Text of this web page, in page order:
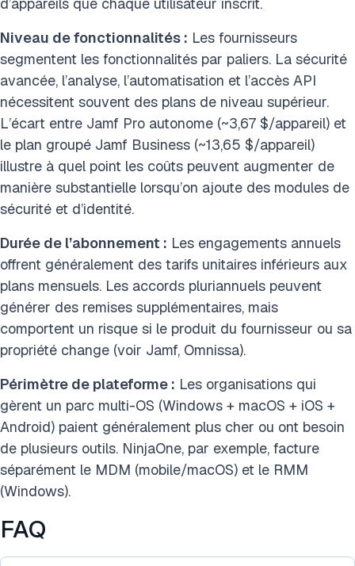
Niveau de fonctionnalités : Les fournisseurs
segmentent les fonctionnalités par paliers. La sécurité
avancée, l’analyse, l’automatisation et l’accès API
nécessitent souvent des plans de niveau supérieur.
L’écart entre Jamf Pro autonome (~3,67 $/appareil) et
le plan groupé Jamf Business (~13,65 $/appareil)
illustre à quel point les coûts peuvent augmenter de
manière substantielle lorsqu’on ajoute des modules de
sécurité et d’identité.
Durée de l’abonnement : Les engagements annuels
offrent généralement des tarifs unitaires inférieurs aux
plans mensuels. Les accords pluriannuels peuvent
générer des remises supplémentaires, mais
comportent un risque si le produit du fournisseur ou sa
propriété change (voir Jamf, Omnissa).
Périmètre de plateforme : Les organisations qui
gèrent un parc multi-OS (Windows + macOS + iOS +
Android) paient généralement plus cher ou ont besoin
de plusieurs outils. NinjaOne, par exemple, facture
séparément le MDM (mobile/macOS) et le RMM
(Windows).
FAQ